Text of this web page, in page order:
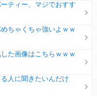
ティー、マジでおすす
ちゃくちゃ強いよｗｗ
た画像はこちらｗｗｗ
人に聞きたいんだけ